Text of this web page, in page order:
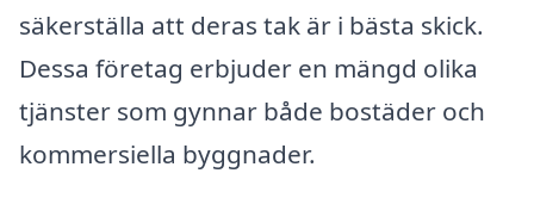
säkerställa att deras tak är i bästa skick.
Dessa företag erbjuder en mängd olika
tjänster som gynnar både bostäder och
kommersiella byggnader.